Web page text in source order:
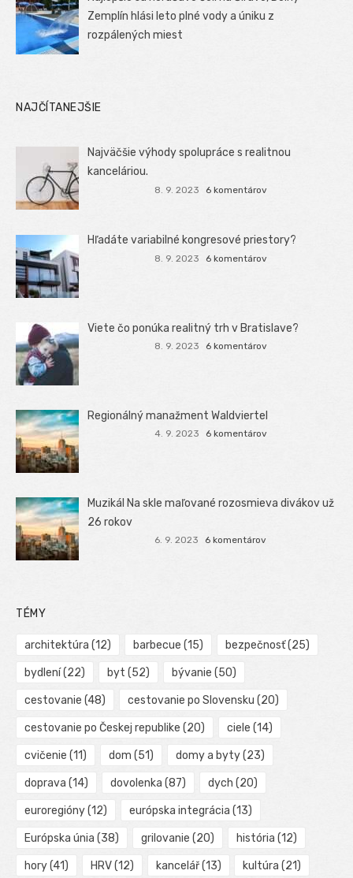
Zemplín hlási leto plné vody a úniku z
rozpálených miest
NAJČÍTANEJŠIE
Najväčšie výhody spolupráce s realitnou
kanceláriou.
8. 9. 2023 6 komentárov
Hľadáte variabilné kongresové priestory?
8. 9. 2023 6 komentárov
Viete čo ponúka realitný trh v Bratislave?
8. 9. 2023 6 komentárov
Regionálný manažment Waldviertel
4. 9. 2023 6 komentárov
Muzikál Na skle maľované rozosmieva divákov už
26 rokov
6. 9. 2023 6 komentárov
TÉMY
architektúra (12) barbecue (15) bezpečnosť(25)
bydlení(22) byt (52) bývanie (50)
cestovanie (48) cestovanie po Slovensku (20)
cestovanie po Českej republike (20) ciele (14)
cvičenie (11) dom (51) domy a byty(23)
doprava (14) dovolenka (87) dych (20)
euroregióny(12) európska integrácia (13)
Európska únia (38) grilovanie (20) história (12)
hory(41) HRV(12) kancelář(13) kultúra (21)